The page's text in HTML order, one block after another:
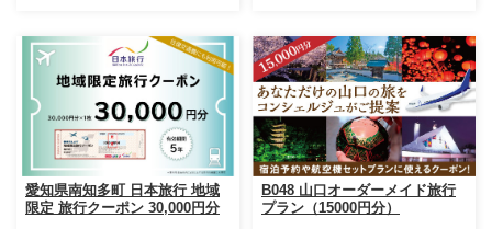
愛知県南知多町 日本旅行 地域
限定 旅行クーポン 30,000円分
B048 山口オーダーメイド旅行
プラン（15000円分）